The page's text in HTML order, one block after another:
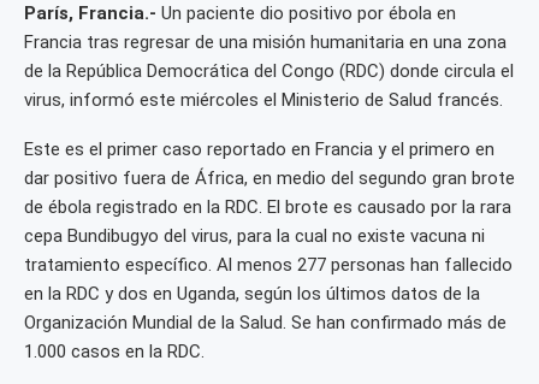
París, Francia.- Un paciente dio positivo por ébola en
Francia tras regresar de una misión humanitaria en una zona
de la República Democrática del Congo (RDC) donde circula el
virus, informó este miércoles el Ministerio de Salud francés.
Este es el primer caso reportado en Francia y el primero en
dar positivo fuera de África, en medio del segundo gran brote
de ébola registrado en la RDC. El brote es causado por la rara
cepa Bundibugyo del virus, para la cual no existe vacuna ni
tratamiento específico. Al menos 277 personas han fallecido
en la RDC y dos en Uganda, según los últimos datos de la
Organización Mundial de la Salud. Se han confirmado más de
1.000 casos en la RDC.